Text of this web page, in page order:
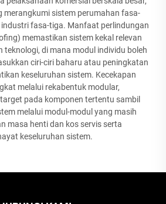
merangkumi sistem perumahan fasa-
fasa-tiga. Manfaat perlindungan
memastikan sistem kekal relevan
teknologi, di mana modul individu boleh
ciri-ciri baharu atau peningkatan
keseluruhan sistem. Kecekapan
melalui rekabentuk modular,
pada komponen tertentu sambil
melalui modul-modul yang masih
masa henti dan kos servis serta
keseluruhan sistem.